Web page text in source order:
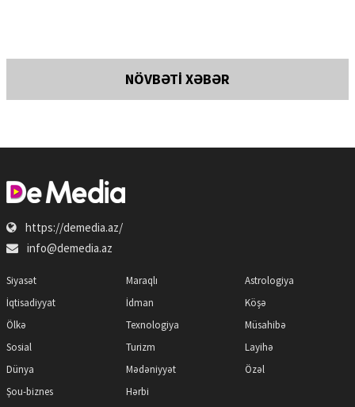
NÖVBƏTİ XƏBƏR
https://demedia.az/
info@demedia.az
Siyasət
İqtisadiyyat
Ölkə
Sosial
Dünya
Şou-biznes
Maraqlı
İdman
Texnologiya
Turizm
Mədəniyyət
Hərbi
Astrologiya
Köşə
Müsahibə
Layihə
Özəl